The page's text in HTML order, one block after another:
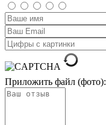
Приложить файл (фото):